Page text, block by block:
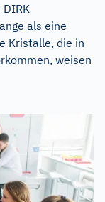
als eine
Kristalle, die in
weisen